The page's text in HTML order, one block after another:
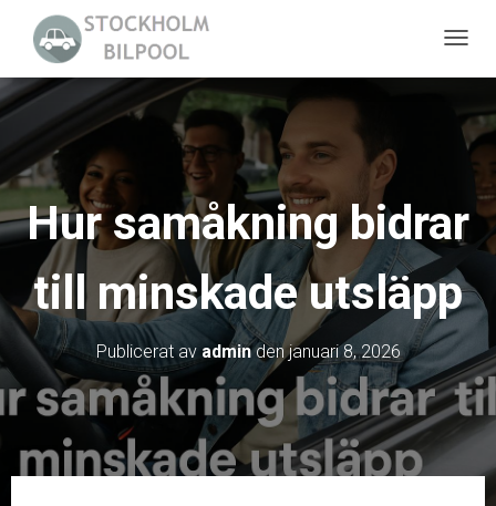
A
N
A
V
I
G
E
R
I
Hur samåkning bidrar
till minskade utsläpp
Publicerat av admindenjanuari 8, 2026